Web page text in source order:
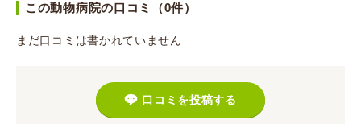
この動物病院の口コミ（0件）
まだ口コミは書かれていません
口コミを投稿する